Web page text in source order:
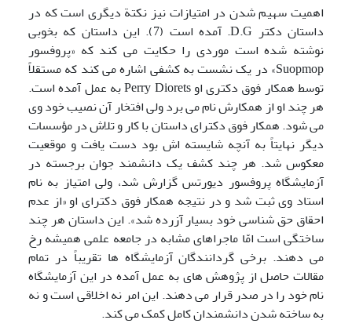
اهمیت سهیم شدن در امتیازات نیز نکتة دیگری است که در
داستان دکتر D.G. آمده است (7). این داستان که بخوبی
نوشته شده است موردی را حکایت می کند که «پروفسور
Suopmop» در یک نشست به کشفی اشاره می کند که مستقلاً
توسط همکار فوق دکتری او Perry Diorets به عمل آمده است.
هر چند او از همکارش نام می برد ولی افتخار آن نصیب خود وی
می شود. همکار فوق دکترای داستان با کار و تلاش در مؤسسات
دیگر نهایتاً به آنچه شایسته اش بود دست یافت و موقعیت
معکوس شد. هر چند کشف یک دانشمند جوان برجسته در
آزمایشگاه پروفسور دیورتس گزارش شد، ولی امتیاز به نام
استاد وی ثبت شد و در نتیجه همکار فوق دکترای او «از عدم
احقاق حق شناسی خود بسیار آزرده شد». این داستان هر چند
ساختگی است امّا ماجراهای مشابه در جامعه علمی همیشه رخ
می دهند. برخی گردانندگان آزمایشگاه ها تقریباً در تمام
مقالات حاصل از پژوهش های به عمل آمده در این آزمایشگاه
نام خود را در صدر قرار می دهند. این امر نه اخلاقی است و نه
به ساخته شدن دانشمندان کامل کمک می کند.